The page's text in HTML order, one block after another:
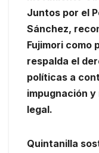
Juntos por el
Sánchez,
Fujimori como
respalda el
políticas a
impugnación
legal.
Quintanilla